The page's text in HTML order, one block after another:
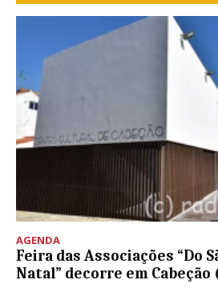
AGENDA
Feira das Associações “Do
Natal” decorre em Cabeção